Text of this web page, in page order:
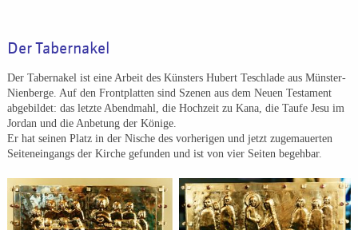
Der Tabernakel
Der Tabernakel ist eine Arbeit des Künsters Hubert Teschlade aus Münster-
Nienberge. Auf den Frontplatten sind Szenen aus dem Neuen Testament
abgebildet: das letzte Abendmahl, die Hochzeit zu Kana, die Taufe Jesu im
Jordan und die Anbetung der Könige.
Er hat seinen Platz in der Nische des vorherigen und jetzt zugemauerten
Seiteneingangs der Kirche gefunden und ist von vier Seiten begehbar.